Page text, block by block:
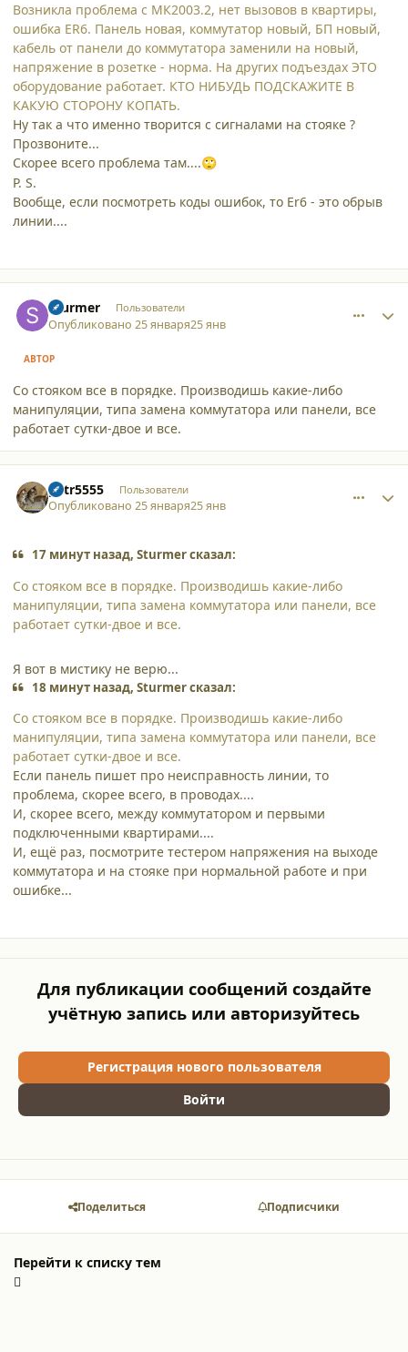
Возникла проблема с МК2003.2, нет вызовов в квартиры,
ошибка ER6. Панель новая, коммутатор новый, БП новый,
кабель от панели до коммутатора заменили на новый,
напряжение в розетке - норма. На других подъездах ЭТО
оборудование работает. КТО НИБУДЬ ПОДСКАЖИТЕ В
КАКУЮ СТОРОНУ КОПАТЬ.
Ну так а что именно творится с сигналами на стояке ?
Прозвоните...
Скорее всего проблема там....🙄
P. S.
Вообще, если посмотреть коды ошибок, то Er6 - это обрыв
линии....
Sturmer Пользователи
Опубликовано25 января25 янв
АВТОР
Со стояком все в порядке. Производишь какие-либо
манипуляции, типа замена коммутатора или панели, все
работает сутки-двое и все.
petr5555 Пользователи
Опубликовано25 января25 янв
17 минут назад, Sturmer сказал:
Со стояком все в порядке. Производишь какие-либо
манипуляции, типа замена коммутатора или панели, все
работает сутки-двое и все.
Я вот в мистику не верю...
18 минут назад, Sturmer сказал:
Со стояком все в порядке. Производишь какие-либо
манипуляции, типа замена коммутатора или панели, все
работает сутки-двое и все.
Если панель пишет про неисправность линии, то
проблема, скорее всего, в проводах....
И, скорее всего, между коммутатором и первыми
подключенными квартирами....
И, ещё раз, посмотрите тестером напряжения на выходе
коммутатора и на стояке при нормальной работе и при
ошибке...
Для публикации сообщений создайте
учётную запись или авторизуйтесь
Регистрация нового пользователя
Войти
Поделиться Подписчики
Перейти к списку тем